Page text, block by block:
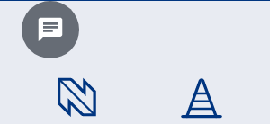
Chatbot laden?